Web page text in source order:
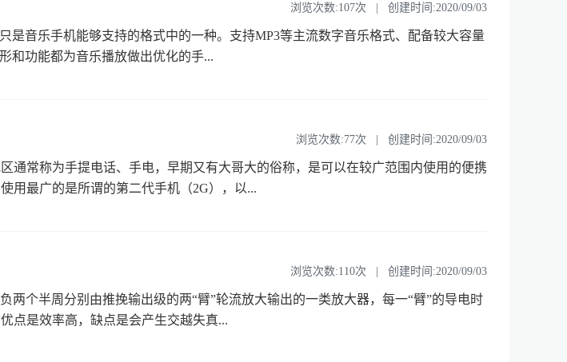
浏览次数:107次 | 创建时间:2020/09/03
是音乐手机能够支持的格式中的一种。支持MP3等主流数字音乐格式、配备较大容量
和功能都为音乐播放做出优化的手...
浏览次数:77次 | 创建时间:2020/09/03
通常称为手提电话、手电，早期又有大哥大的俗称，是可以在较广范围内使用的便携
最广的是所谓的第二代手机（2G），以...
浏览次数:110次 | 创建时间:2020/09/03
半周分别由推挽输出级的两“臂”轮流放大输出的一类放大器，每一“臂”的导电时
点是效率高，缺点是会产生交越失真...